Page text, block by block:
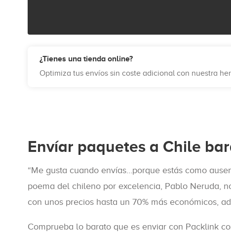
¿Tienes una tienda online?
Optimiza tus envíos sin coste adicional con nuestra
Envíar paquetes a Chile
“Me gusta cuando envías…porque estás como
poema del chileno por excelencia, Pablo Neruda,
con unos precios hasta un 70% más económicos,
Comprueba lo barato que es enviar con Packlink